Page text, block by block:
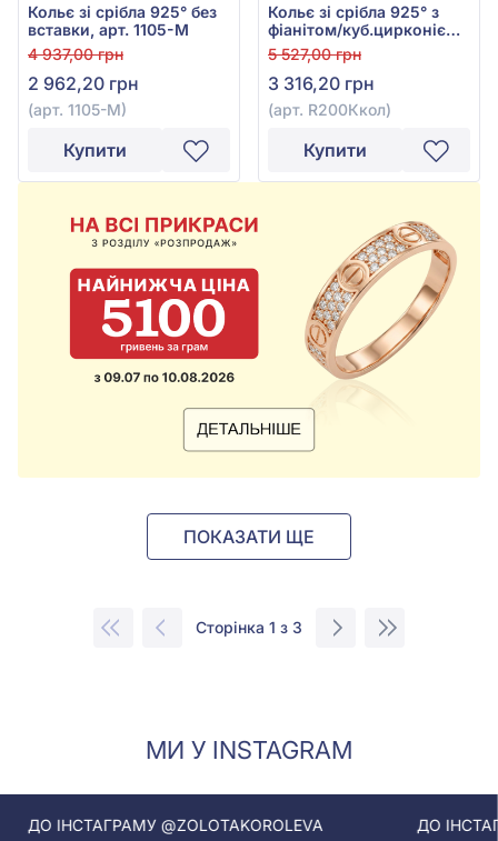
Кольє зі срібла 925° без
вставки, арт. 1105-М
4 937,00 грн
2 962,20 грн
(арт. 1105-М)
Купити
Кольє зі срібла 925° з
фіанітом/куб.цирконієм
та перламутром, арт.
R200Ккол
5 527,00 грн
3 316,20 грн
(арт. R200Ккол)
Купити
ПОКАЗАТИ ЩЕ
Сторінка 1 з 3
МИ У INSTAGRAM
@ZOLOTAKOROLEVA ДО ІНСТАГРАМУ